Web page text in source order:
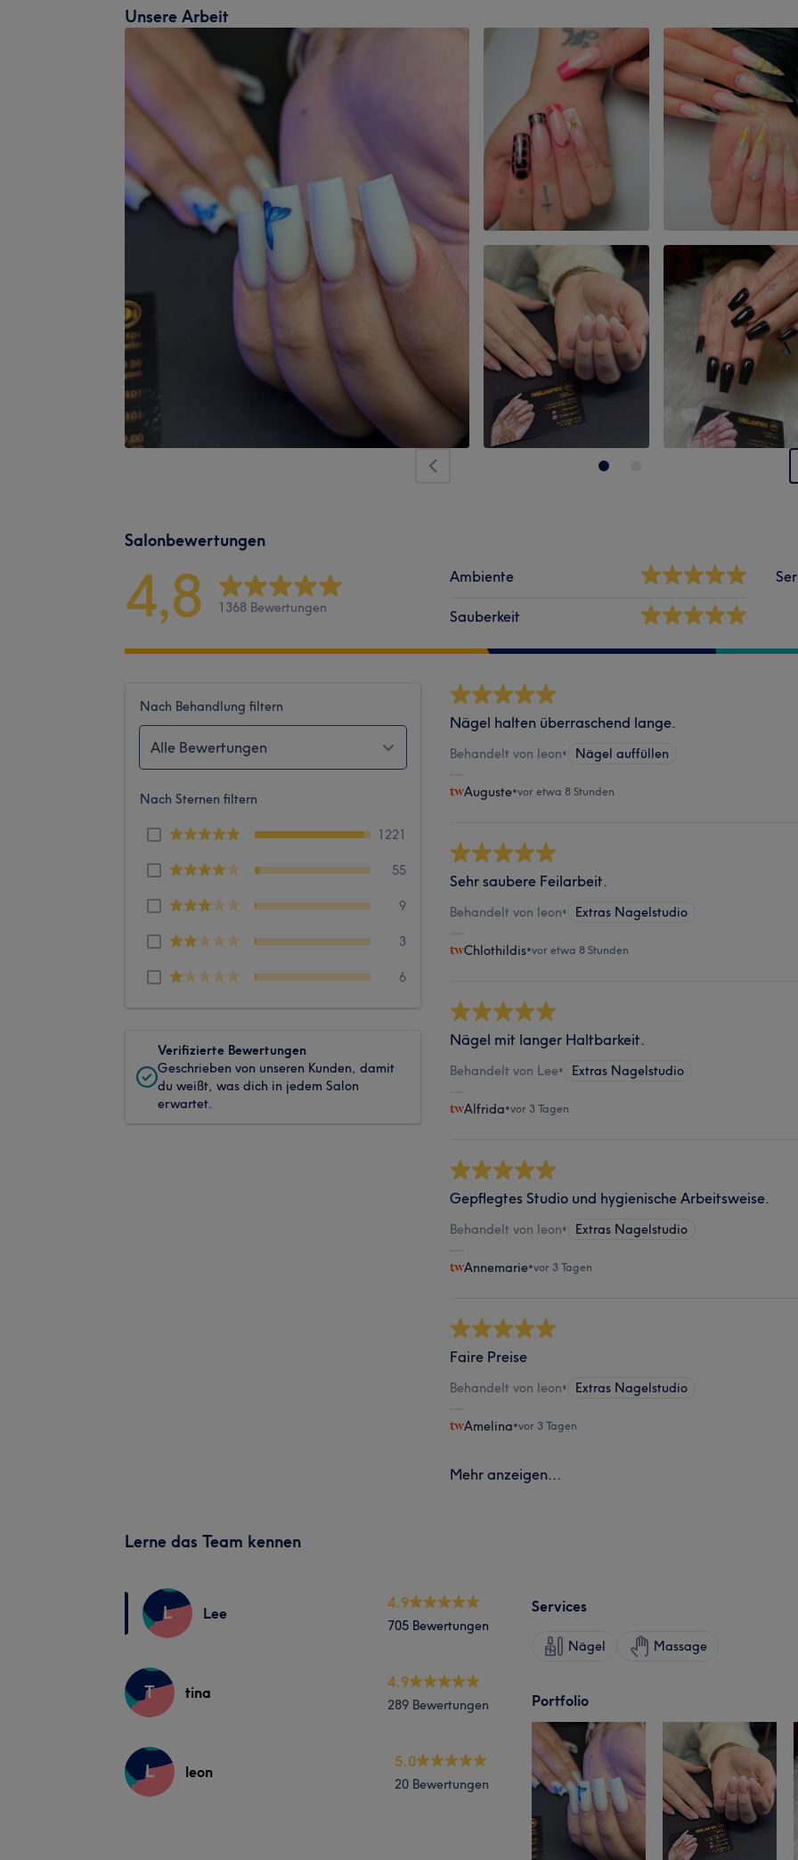
Unsere Arbeit
Salonbewertungen
4,8 1368 Bewertungen
Ambiente
Sauberkeit
Nach Behandlung filtern
Alle Bewertungen
Nach Sternen filtern
1221
55
9
3
6
Verifizierte Bewertungen
Geschrieben von unseren Kunden, damit
du weißt, was dich in jedem Salon
erwartet.
Nägel halten überraschend lange.
Behandelt von leon• Nägel auffüllen
Auguste•vor etwa 8 Stunden
Sehr saubere Feilarbeit.
Behandelt von leon• Extras Nagelstudio
Chlothildis•vor etwa 8 Stunden
Nägel mit langer Haltbarkeit.
Behandelt von Lee• Extras Nagelstudio
Alfrida•vor 3 Tagen
Gepflegtes Studio und hygienische Arbeitsweise.
Behandelt von leon• Extras Nagelstudio
Annemarie•vor 3 Tagen
Faire Preise
Behandelt von leon• Extras Nagelstudio
Amelina•vor 3 Tagen
Mehr anzeigen...
Lerne das Team kennen
L Lee
4.9
705 Bewertungen
T tina
4.9
289 Bewertungen
L leon
5.0
20 Bewertungen
Services
Nägel Massage
Portfolio